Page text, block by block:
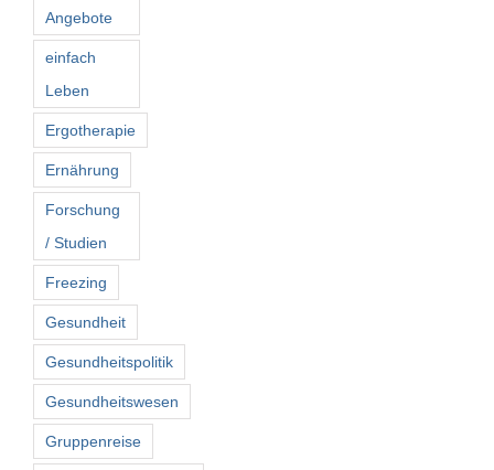
Angebote
einfach
Leben
Ergotherapie
Ernährung
Forschung
/ Studien
Freezing
Gesundheit
Gesundheitspolitik
Gesundheitswesen
Gruppenreise